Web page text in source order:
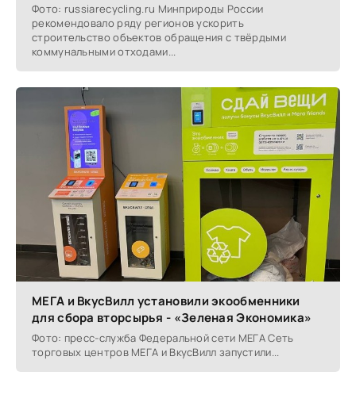
Фото: russiarecycling.ru Минприроды России
рекомендовало ряду регионов ускорить
строительство объектов обращения с твёрдыми
коммунальными отходами...
МЕГА и ВкусВилл установили экообменники
для сбора вторсырья - «Зеленая Экономика»
Фото: пресс-служба Федеральной сети МЕГА Сеть
торговых центров МЕГА и ВкусВилл запустили...